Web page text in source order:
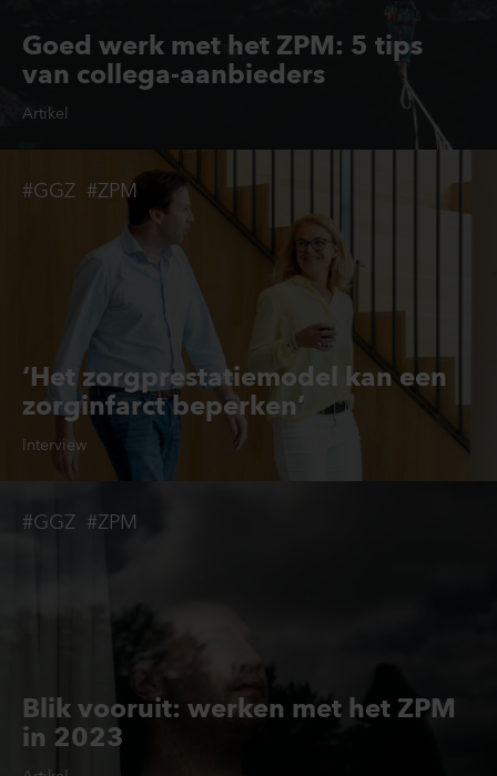
Goed werk met het ZPM: 5 tips
van collega-aanbieders
Artikel
‘Het zorgprestatiemodel kan een
zorginfarct beperken’
Interview
#GGZ #ZPM
Blik vooruit: werken met het ZPM
in 2023
#GGZ #ZPM